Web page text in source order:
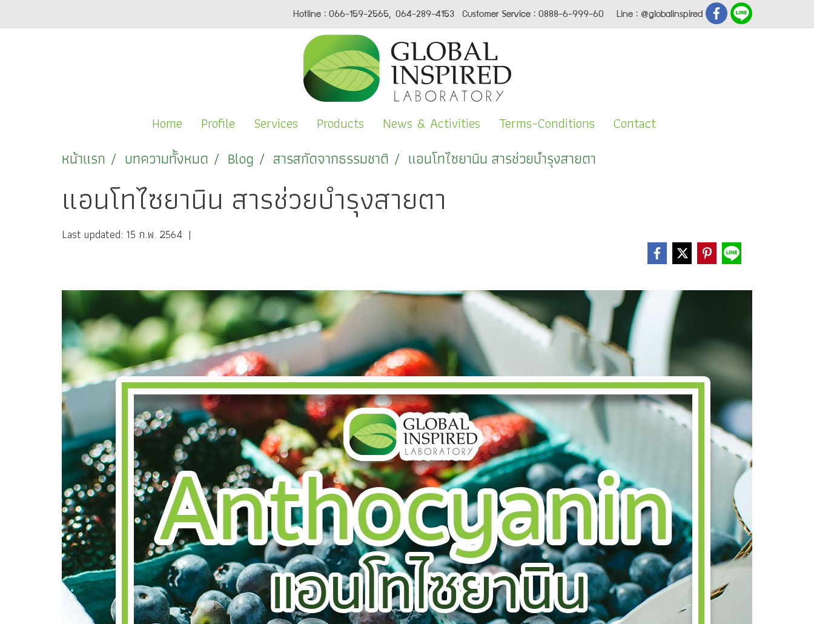
Hotline : 066-159-2565, 064-289-4153 Customer Service : 0888-6-999-60 Line : @globalinspired
Home Profile Services Products News & Activities Terms-Conditions Contact
หน้าแรก บทความทั้งหมด Blog สารสกัดจากธรรมชาติ แอนโทไซยานิน สารช่วยบำรุงสายตา
แอนโทไซยานิน สารช่วยบำรุงสายตา
Last updated: 15 ก.พ. 2564 |